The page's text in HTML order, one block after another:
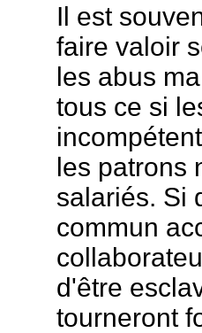
Il est
faire valoir
les abus
tous ce si
les patrons
salariés. Si
commun
d'être
tourneront